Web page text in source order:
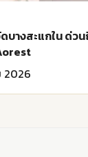
างสะแกใน ด่วน
2026